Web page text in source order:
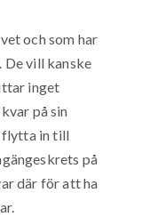
och som har
vill kanske
inget
på sin
flytta in till
på
där för att ha